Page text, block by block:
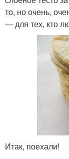
то, но очень,
— для тех, кто
Итак, поехали!